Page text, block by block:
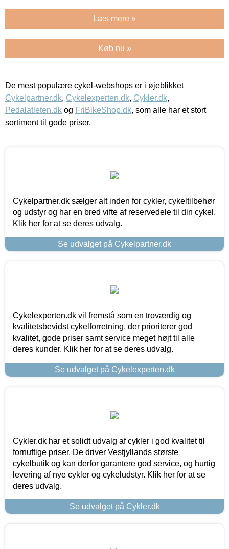
Læs mere »
Køb nu »
De mest populære cykel-webshops er i øjeblikket
Cykelpartner.dk, Cykelexperten.dk, Cykler.dk,
Pedalatleten.dk og FriBikeShop.dk, som alle har et stort
sortiment til gode priser.
Cykelpartner.dk sælger alt inden for cykler, cykeltilbehør
og udstyr og har en bred vifte af reservedele til din cykel.
Klik her for at se deres udvalg.
Se udvalget på Cykelpartner.dk
Cykelexperten.dk vil fremstå som en troværdig og
kvalitetsbevidst cykelforretning, der prioriterer god
kvalitet, gode priser samt service meget højt til alle
deres kunder. Klik her for at se deres udvalg.
Se udvalget på Cykelexperten.dk
Cykler.dk har et solidt udvalg af cykler i god kvalitet til
fornuftige priser. De driver Vestjyllands største
cykelbutik og kan derfor garantere god service, og hurtig
levering af nye cykler og cykeludstyr. Klik her for at se
deres udvalg.
Se udvalget på Cykler.dk